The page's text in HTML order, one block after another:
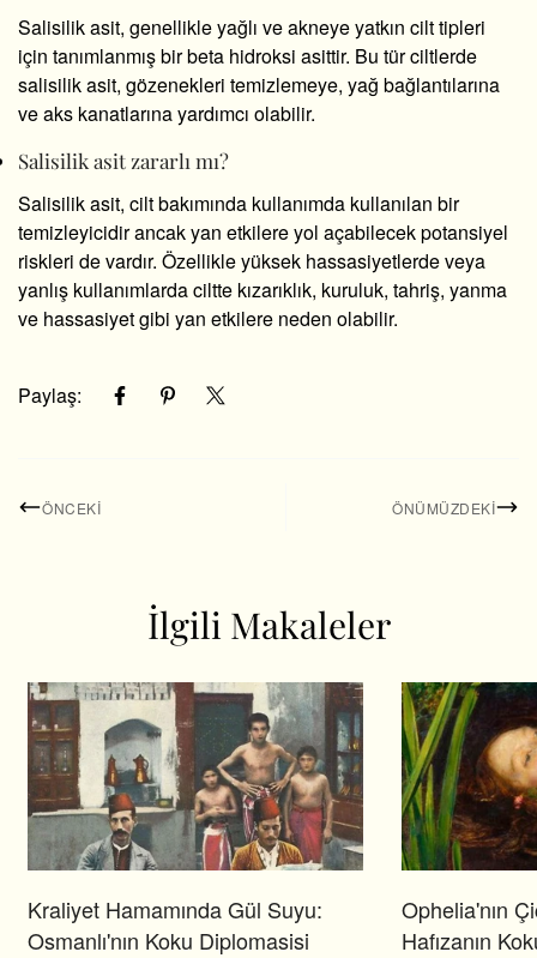
Salisilik asit, genellikle yağlı ve akneye yatkın cilt tipleri
için tanımlanmış bir beta hidroksi asittir. Bu tür ciltlerde
salisilik asit, gözenekleri temizlemeye, yağ bağlantılarına
ve aks kanatlarına yardımcı olabilir.
Salisilik asit zararlı mı?
Salisilik asit, cilt bakımında kullanımda kullanılan bir
temizleyicidir ancak yan etkilere yol açabilecek potansiyel
riskleri de vardır. Özellikle yüksek hassasiyetlerde veya
yanlış kullanımlarda ciltte kızarıklık, kuruluk, tahriş, yanma
ve hassasiyet gibi yan etkilere neden olabilir.
Paylaş:
ÖNCEKI ÖNÜMÜZDEKI
İlgili Makaleler
Kraliyet Hamamında Gül Suyu:
Osmanlı'nın Koku Diplomasisi
Ophelia'nın
Hafızanın